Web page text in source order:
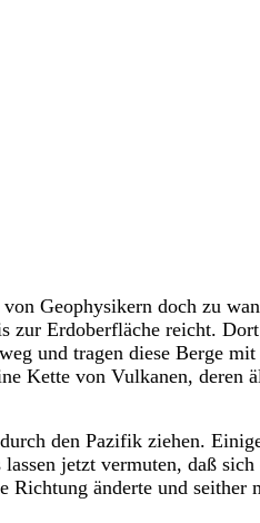
Geophysikern doch zu
Erdoberfläche reicht.
und tragen diese Berge
Kette von Vulkanen, deren
den Pazifik ziehen.
jetzt vermuten, daß
änderte und